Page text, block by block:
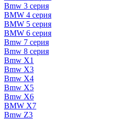
Bmw 3 серия
BMW 4 серия
BMW 5 серия
BMW 6 серия
Bmw 7 серия
Bmw 8 серия
Bmw X1
Bmw X3
Bmw X4
Bmw X5
Bmw X6
BMW X7
Bmw Z3